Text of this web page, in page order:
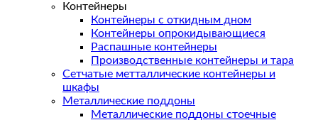
Контейнеры
Контейнеры с откидным дном
Контейнеры опрокидывающиеся
Распашные контейнеры
Производственные контейнеры и тара
Сетчатые метталлические контейнеры и
шкафы
Металлические поддоны
Металлические поддоны стоечные